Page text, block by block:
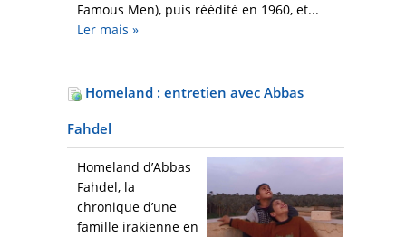
Famous Men), puis réédité en 1960, et...
Ler mais »
Homeland : entretien avec Abbas
Fahdel
Homeland d’Abbas
Fahdel, la
chronique d’une
famille irakienne en